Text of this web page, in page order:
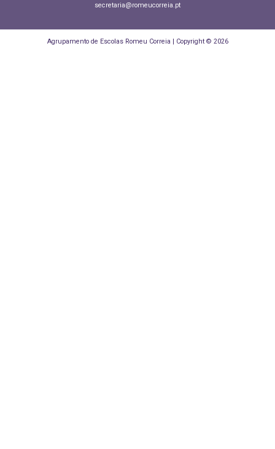
secretaria@romeucorreia.pt
Agrupamento de Escolas Romeu Correia | Copyright © 2026